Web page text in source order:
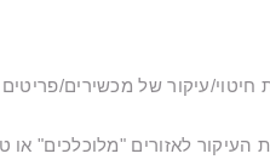
עיקור של מכשירים/פריטים
לאזורים "מלוכלכים" או